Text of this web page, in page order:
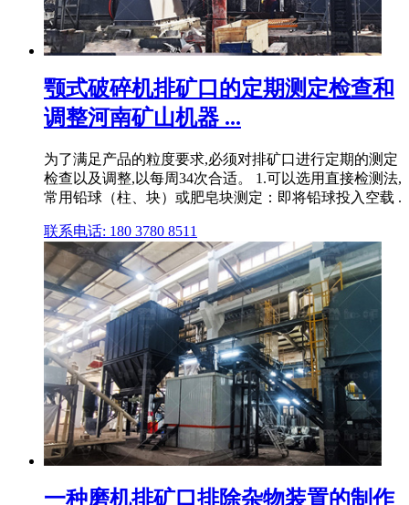
颚式破碎机排矿口的定期测定检查和
调整河南矿山机器 ...
为了满足产品的粒度要求,必须对排矿口进行定期的测定
检查以及调整,以每周34次合适。 1.可以选用直接检测法,
常用铅球（柱、块）或肥皂块测定：即将铅球投入空载 .
联系电话: 180 3780 8511
一种磨机排矿口排除杂物装置的制作